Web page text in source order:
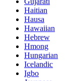
Haitian
Hausa
Hawaiian
Hebrew
Hmong
Hungarian
Icelandic
Igbo